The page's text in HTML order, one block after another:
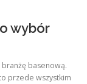
wybór
branżę basenową.
przede wszystkim